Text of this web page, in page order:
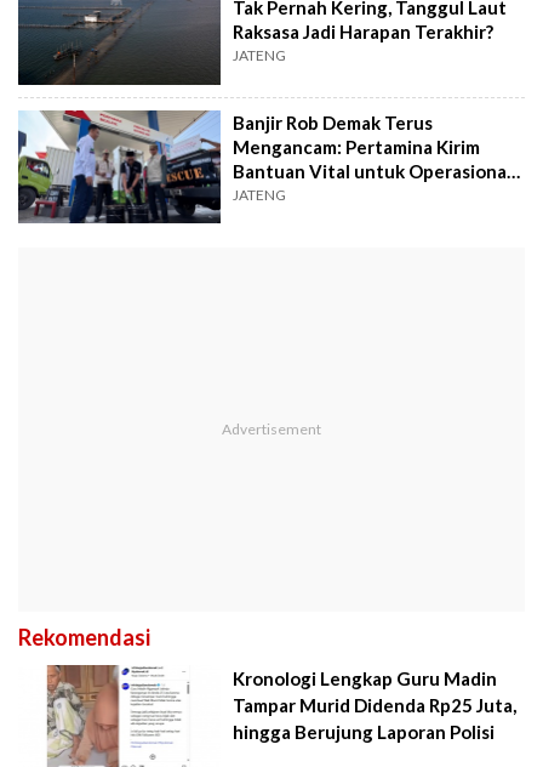
Tak Pernah Kering, Tanggul Laut
Raksasa Jadi Harapan Terakhir?
JATENG
Banjir Rob Demak Terus
Mengancam: Pertamina Kirim
Bantuan Vital untuk Operasional
Pompa Air
JATENG
Rekomendasi
Kronologi Lengkap Guru Madin
Tampar Murid Didenda Rp25 Juta,
hingga Berujung Laporan Polisi